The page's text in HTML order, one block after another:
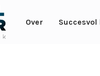
Over